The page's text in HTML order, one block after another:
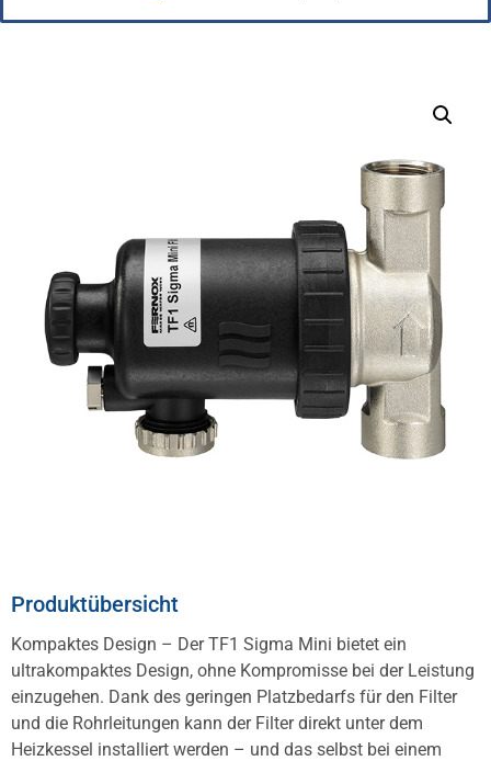
Produktübersicht
Kompaktes Design – Der TF1 Sigma Mini bietet ein
ultrakompaktes Design, ohne Kompromisse bei der Leistung
einzugehen. Dank des geringen Platzbedarfs für den Filter
und die Rohrleitungen kann der Filter direkt unter dem
Heizkessel installiert werden – und das selbst bei einem